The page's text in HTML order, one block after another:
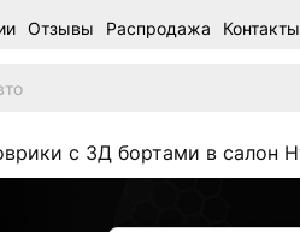
Отзывы Распродажа Контакты
c 3Д бортами в салон